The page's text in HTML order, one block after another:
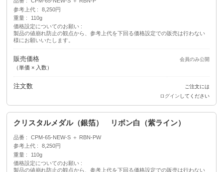
参考上代
8,250円
重量
110g
価格設定についてのお願い
製品の値崩れ防止の観点から、参考上代を下回る価格設定での販売は行わない
様にお願いいたします。
販売価格
（単価 × 入数）
会員のみ公開
注文数
ご注文には
ログイン してください
クリスタルメダル（銀箔） リボン白（紫ライン）
品番
CPM-65-NEW-S ＋ RBN-PW
参考上代
8,250円
重量
110g
価格設定についてのお願い
製品の値崩れ防止の観点から、参考上代を下回る価格設定での販売は行わない